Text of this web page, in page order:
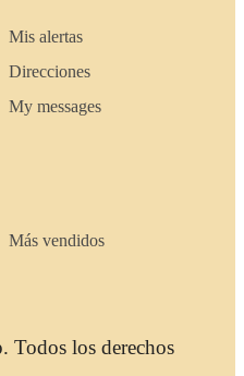
Mis alertas
Direcciones
My messages
Más vendidos
Todos los derechos